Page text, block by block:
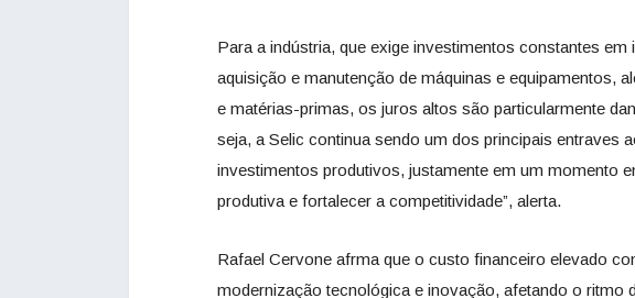
Para a indústria, que exige investimentos constantes
aquisição e manutenção de máquinas e equipamentos,
e matérias-primas, os juros altos são particularmente
seja, a Selic continua sendo um dos principais entraves
investimentos produtivos, justamente em um momento
produtiva e fortalecer a competitividade”, alerta.
Rafael Cervone afrma que o custo financeiro elevado
modernização tecnológica e inovação, afetando o ritmo